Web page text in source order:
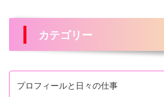
カテゴリー